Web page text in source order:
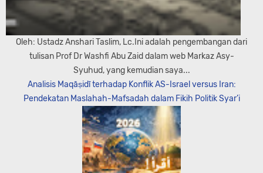
Oleh: Ustadz Anshari Taslim, Lc.Ini adalah pengembangan dari
tulisan Prof Dr Washfi Abu Zaid dalam web Markaz Asy-
Syuhud, yang kemudian saya...
Analisis Maqāṣidī terhadap Konflik AS-Israel versus Iran:
Pendekatan Maslahah-Mafsadah dalam Fikih Politik Syar’i